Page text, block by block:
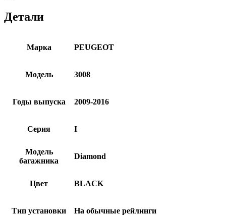
Детали
Марка PEUGEOT
Модель 3008
Годы выпуска 2009-2016
Серия I
Модель
багажника
Diamond
Цвет BLACK
Тип установки На обычные рейлинги